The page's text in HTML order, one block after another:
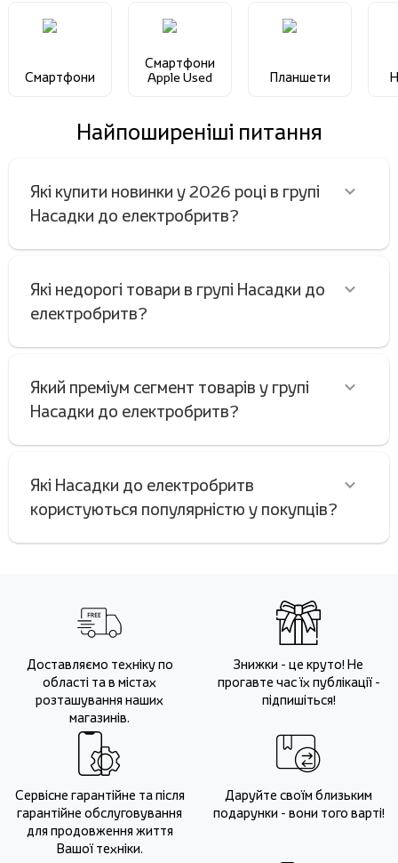
Смартфони
Смартфони
Apple Used
Планшети
Найпоширеніші питання
Які купити новинки у 2026 році в групі
Насадки до електробритв?
Які недорогі товари в групі Насадки до
електробритв?
Який преміум сегмент товарів у групі
Насадки до електробритв?
Які Насадки до електробритв
користуються популярністю у покупців?
Доставляємо техніку по
області та в містах
розташування наших
магазинів.
Знижки - це круто! Не
прогавте час їх публікації -
підпишіться!
Сервісне гарантійне та після
гарантійне обслуговування
для продовження життя
Вашої техніки.
Даруйте своїм близьким
подарунки - вони того варті!